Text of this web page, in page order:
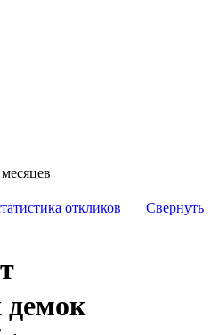
откликов Свернуть
демок